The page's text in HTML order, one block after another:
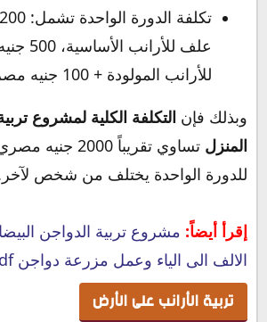
علف
للأرانب المولودة + 100 جنيه مصري أدوية)
وبذلك فإن التكلفة الكلية لمشروع
المنزل
تساوي تقريباً
للدورة الواحدة يختلف من شخص
إقرأ أيضاً: مشروع تربية الدواجن
الالف الى الياء وعمل مزرعة دواجن pdf
تربية الأرانب على الأرض